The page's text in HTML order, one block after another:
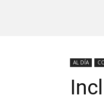
AL DÍA